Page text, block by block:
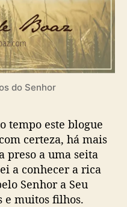
,
ó
a
m
a
o
z
c
e
l
e
do Senhor
tempo este blogue
certeza, há mais
preso a uma seita
a conhecer a rica
Senhor a Seu
e muitos filhos.